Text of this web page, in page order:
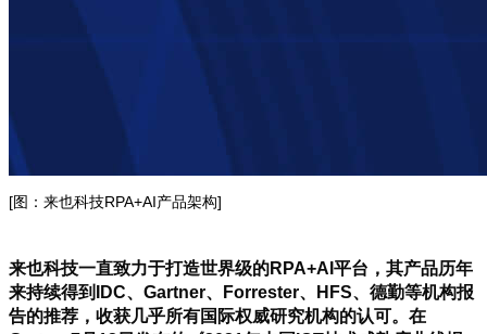
[图：来也科技RPA+AI产品架构]
来也科技一直致力于打造世界级的RPA+AI平台，其产品历年
来持续得到IDC、Gartner、Forrester、HFS、德勤等机构报
告的推荐，收获几乎所有国际权威研究机构的认可。在